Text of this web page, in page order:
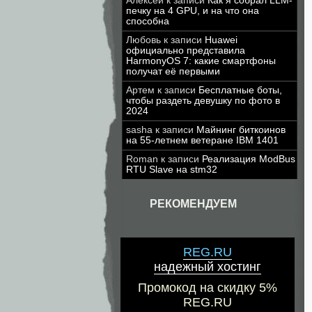
печку на 4 GPU, и на что она
способна
Любовь к записи Huawei
официально представила
HarmonyOS 7: какие смартфоны
получат её первыми
Артем к записи Бесплатные боты,
чтобы раздеть девушку по фото в
2024
sasha к записи Майнинг биткоинов
на 55-летнем ветеране IBM 1401
Roman к записи Реализация ModBus
RTU Slave на stm32
РЕКОМЕНДУЕМ
REG.RU
надежный хостинг
Промокод на скидку 5%
REG.RU